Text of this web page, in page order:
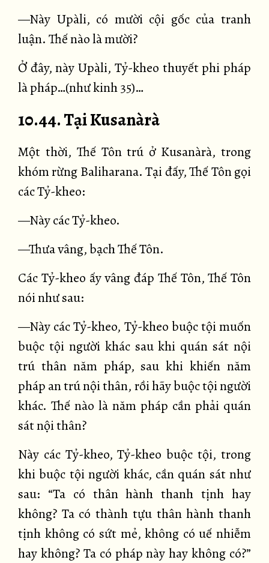
—Này Upàli, có mười cội gốc của tranh
luận. Thế nào là mười?
Ở đây, này Upàli, Tỷ-kheo thuyết phi pháp
là pháp…(như kinh 35)…
10.44. Tại Kusanàrà
Một thời, Thế Tôn trú ở Kusanàrà, trong
khóm rừng Baliharana. Tại đấy, Thế Tôn gọi
các Tỷ-kheo:
—Này các Tỷ-kheo.
—Thưa vâng, bạch Thế Tôn.
Các Tỷ-kheo ấy vâng đáp Thế Tôn, Thế Tôn
nói như sau:
—Này các Tỷ-kheo, Tỷ-kheo buộc tội muốn
buộc tội người khác sau khi quán sát nội
trú thân năm pháp, sau khi khiến năm
pháp an trú nội thân, rồi hãy buộc tội người
khác. Thế nào là năm pháp cần phải quán
sát nội thân?
Này các Tỷ-kheo, Tỷ-kheo buộc tội, trong
khi buộc tội người khác, cần quán sát như
sau: “Ta có thân hành thanh tịnh hay
không? Ta có thành tựu thân hành thanh
tịnh không có sứt mẻ, không có uế nhiễm
hay không? Ta có pháp này hay không có?”